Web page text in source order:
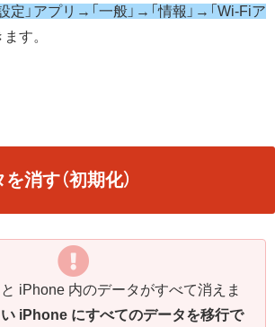
設定」アプリ→「一般」→「情報」→「Wi-Fiア
す。
を消す（初期化）
iPhone 内のデータがすべて消えま
iPhone にすべてのデータを移行で